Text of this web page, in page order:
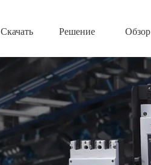
Скачать Решение Обзор